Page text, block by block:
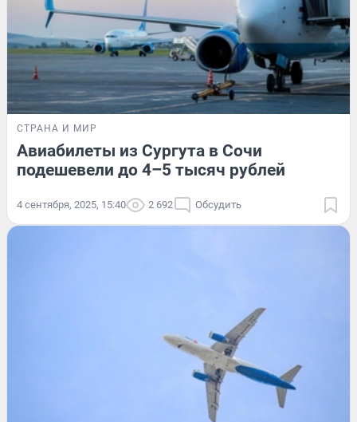
СТРАНА И МИР
Авиабилеты из Сургута в Сочи
подешевели до 4–5 тысяч рублей
4 сентября, 2025, 15:40 2 692 Обсудить